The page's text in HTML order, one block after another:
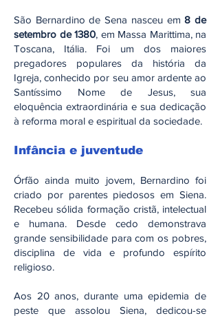
São Bernardino de Sena nasceu em8 de
setembro de 1380, em Massa Marittima, na
Toscana, Itália. Foi um dos maiores
pregadores populares da história da
Igreja, conhecido por seu amor ardente ao
Santíssimo Nome de Jesus, sua
eloquência extraordinária e sua dedicação
à reforma moral e espiritual da sociedade.
Infância e juventude
Órfão ainda muito jovem, Bernardino foi
criado por parentes piedosos em Siena.
Recebeu sólida formação cristã, intelectual
e humana. Desde cedo demonstrava
grande sensibilidade para com os pobres,
disciplina de vida e profundo espírito
religioso.
Aos 20 anos, durante uma epidemia de
peste que assolou Siena, dedicou-se